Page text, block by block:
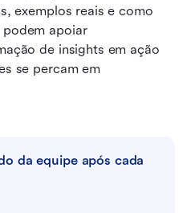
exemplos reais e como
apoiar
de insights em ação
se percam em
da equipe após cada